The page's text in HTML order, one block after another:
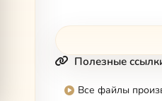
Полезные
Все файлы